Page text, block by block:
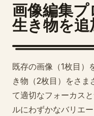
ユースケース
スキル
プロンプト
料金
画像編集
生き物を追
既存の画像（1枚目）
き物（2枚目）をさま
て適切なフォーカス
ルにわずかなバリエ